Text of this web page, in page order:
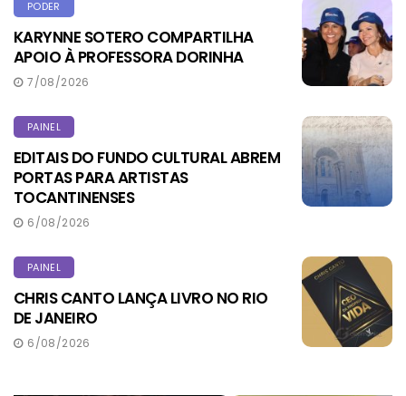
PODER
KARYNNE SOTERO COMPARTILHA
APOIO À PROFESSORA DORINHA
7/08/2026
PAINEL
EDITAIS DO FUNDO CULTURAL ABREM
PORTAS PARA ARTISTAS
TOCANTINENSES
6/08/2026
PAINEL
CHRIS CANTO LANÇA LIVRO NO RIO
DE JANEIRO
6/08/2026